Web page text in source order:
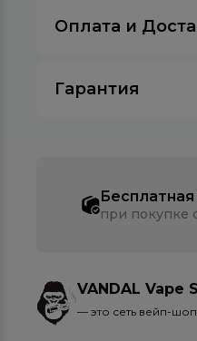
Оплата и
Гарантия
при покупке
VANDAL Vape
— это сеть вейп-